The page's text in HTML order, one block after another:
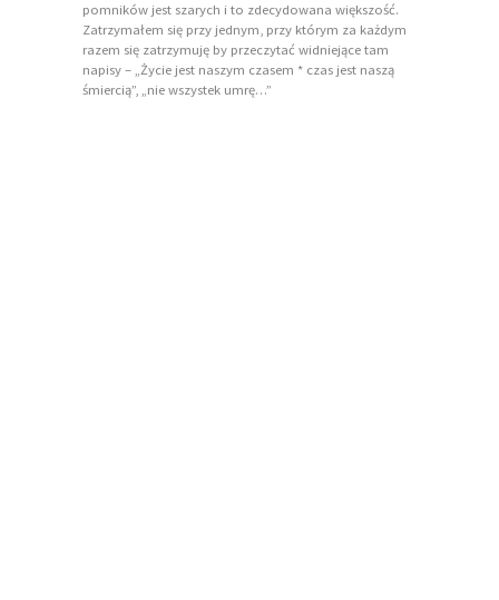
pomników jest szarych i to zdecydowana większość.
Zatrzymałem się przy jednym, przy którym za każdym
razem się zatrzymuję by przeczytać widniejące tam
napisy – „Życie jest naszym czasem * czas jest naszą
śmiercią”, „nie wszystek umrę…”